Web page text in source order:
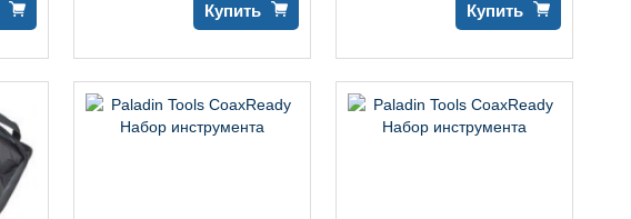
Купить Купить